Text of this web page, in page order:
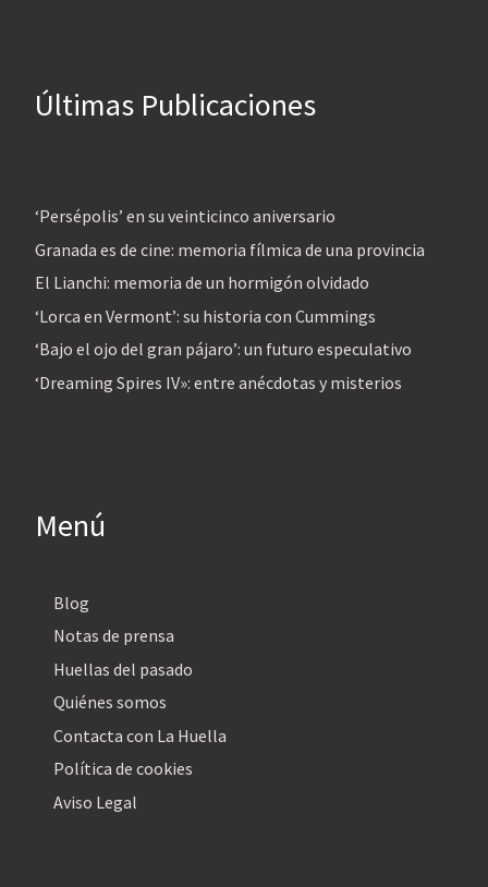
Últimas Publicaciones
‘Persépolis’ en su veinticinco aniversario
Granada es de cine: memoria fílmica de una provincia
El Lianchi: memoria de un hormigón olvidado
‘Lorca en Vermont’: su historia con Cummings
‘Bajo el ojo del gran pájaro’: un futuro especulativo
‘Dreaming Spires IV»: entre anécdotas y misterios
Menú
Blog
Notas de prensa
Huellas del pasado
Quiénes somos
Contacta con La Huella
Política de cookies
Aviso Legal